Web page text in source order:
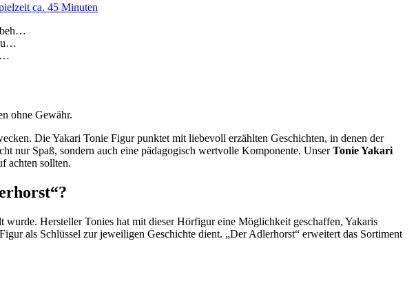
ca. 45 Minuten
u…
ohne Gewähr.
Die Yakari Tonie Figur punktet mit liebevoll erzählten Geschichten, in denen der
nur Spaß, sondern auch eine pädagogisch wertvolle Komponente. UnserTonie Yakari
achten sollten.
Hersteller Tonies hat mit dieser Hörfigur eine Möglichkeit geschaffen, Yakaris
als Schlüssel zur jeweiligen Geschichte dient. „Der Adlerhorst“ erweitert das Sortiment